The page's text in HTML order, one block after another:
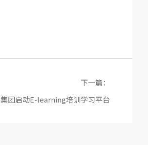
下一篇：
集团启动E-learning培训学习平台